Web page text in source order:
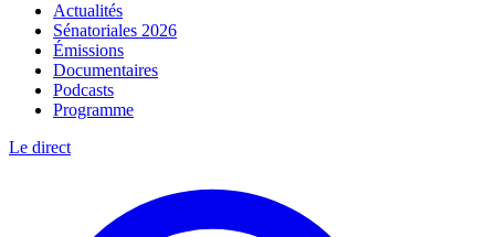
Actualités
Sénatoriales 2026
Émissions
Documentaires
Podcasts
Programme
Le direct